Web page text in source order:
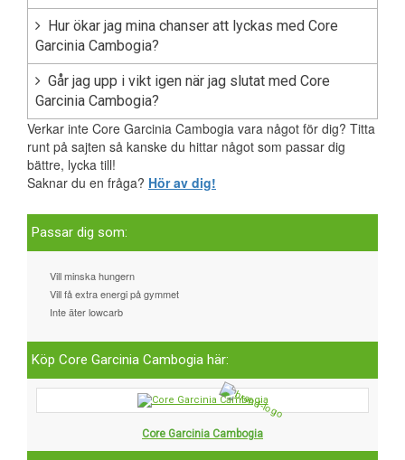
Hur ökar jag mina chanser att lyckas med Core
Garcinia Cambogia?
Går jag upp i vikt igen när jag slutat med Core
Garcinia Cambogia?
Verkar inte Core Garcinia Cambogia vara något för dig? Titta
runt på sajten så kanske du hittar något som passar dig
bättre, lycka till!
Saknar du en fråga? Hör av dig!
Passar dig som:
Vill minska hungern
Vill få extra energi på gymmet
Inte äter lowcarb
Köp Core Garcinia Cambogia här:
Core Garcinia Cambogia